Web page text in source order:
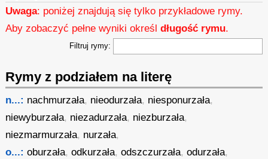
Uwaga: poniżej znajdują się tylko przykładowe rymy.
Aby zobaczyć pełne wyniki określdługość rymu.
Filtruj rymy:
Rymy z podziałem na literę
n...: nachmurzała, nieodurzała, niesponurzała,
niewyburzała, niezadurzała, niezburzała,
niezmarmurzała, nurzała,
o...: oburzała,odkurzała,odszczurzała,odurzała,